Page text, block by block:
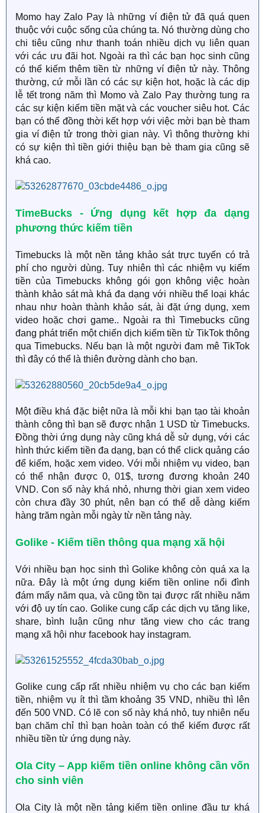
Momo hay Zalo Pay là những ví điện tử đã quá quen
thuộc với cuộc sống của chúng ta. Nó thường dùng cho
chi tiêu cũng như thanh toán nhiều dịch vụ liên quan
với các ưu đãi hot. Ngoài ra thì các bạn học sinh cũng
có thể kiếm thêm tiền từ những ví điện tử này. Thông
thường, cứ mỗi lần có các sự kiện hot, hoặc là các dịp
lễ tết trong năm thì Momo và Zalo Pay thường tung ra
các sự kiện kiếm tiền mặt và các voucher siêu hot. Các
bạn có thể đồng thời kết hợp với việc mời bạn bè tham
gia ví điện tử trong thời gian này. Vì thông thường khi
có sự kiện thì tiền giới thiệu bạn bè tham gia cũng sẽ
khá cao.
TimeBucks - Ứng dụng kết hợp đa dạng
phương thức kiếm tiền
Timebucks là một nền tảng khảo sát trực tuyến có trả
phí cho người dùng. Tuy nhiên thì các nhiệm vụ kiếm
tiền của Timebucks không gói gọn không việc hoàn
thành khảo sát mà khá đa dạng với nhiều thể loại khác
nhau như hoàn thành khảo sát, ài đặt ứng dụng, xem
video hoặc chơi game.. Ngoài ra thì Timebucks cũng
đang phát triển một chiến dịch kiếm tiền từ TikTok thông
qua Timebucks. Nếu bạn là một người đam mê TikTok
thì đây có thể là thiên đường dành cho bạn.
Một điều khá đặc biệt nữa là mỗi khi bạn tạo tài khoản
thành công thì bạn sẽ được nhận 1 USD từ Timebucks.
Đồng thời ứng dụng này cũng khá dễ sử dụng, với các
hình thức kiếm tiền đa dạng, bạn có thể click quảng cáo
để kiếm, hoặc xem video. Với mỗi nhiệm vụ video, bạn
có thể nhận được 0, 01$, tương đương khoản 240
VND. Con số này khá nhỏ, nhưng thời gian xem video
còn chưa đầy 30 phút, nên bạn có thể dễ dàng kiếm
hàng trăm ngàn mỗi ngày từ nền tảng này.
Golike - Kiếm tiền thông qua mạng xã hội
Với nhiều bạn học sinh thì Golike không còn quá xa lạ
nữa. Đây là một ứng dụng kiếm tiền online nổi đình
đám mấy năm qua, và cũng tồn tại được rất nhiều năm
với độ uy tín cao. Golike cung cấp các dịch vụ tăng like,
share, bình luận cũng như tăng view cho các trang
mạng xã hội như facebook hay instagram.
Golike cung cấp rất nhiều nhiệm vụ cho các bạn kiếm
tiền, nhiệm vụ ít thì tầm khoảng 35 VND, nhiều thì lên
đến 500 VND. Có lẽ con số này khá nhỏ, tuy nhiên nếu
bạn chăm chỉ thì bạn hoàn toàn có thể kiếm được rất
nhiều tiền từ ứng dụng này.
Ola City – App kiếm tiền online không cần vốn
cho sinh viên
Ola City là một nền tảng kiếm tiền online đầu tư khá